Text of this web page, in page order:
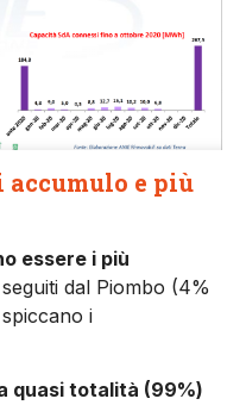
e più
essere i più
dal Piombo (4%
i
quasi totalità (99%)